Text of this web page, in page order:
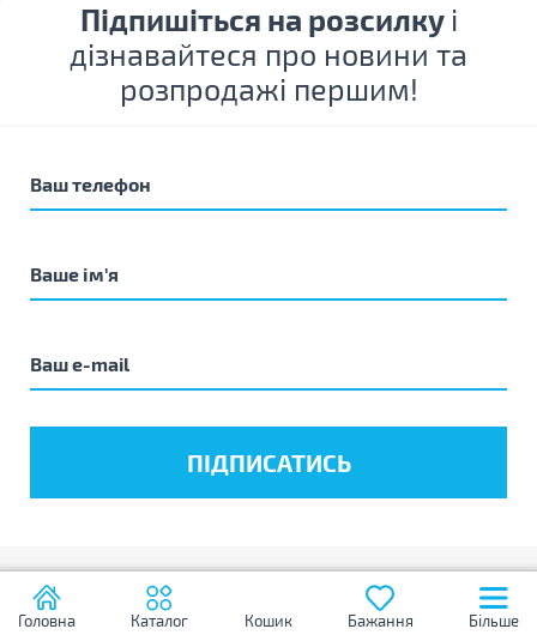
Підпишіться на розсилку і
дізнавайтеся про новини та
розпродажі першим!
Brain
Головна Каталог Кошик Бажання Більше